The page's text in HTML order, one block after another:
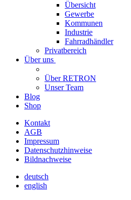
Übersicht
Gewerbe
Kommunen
Industrie
Fahrradhändler
Privatbereich
Über uns
Über RETRON
Unser Team
Blog
Shop
Kontakt
AGB
Impressum
Datenschutzhinweise
Bildnachweise
deutsch
english